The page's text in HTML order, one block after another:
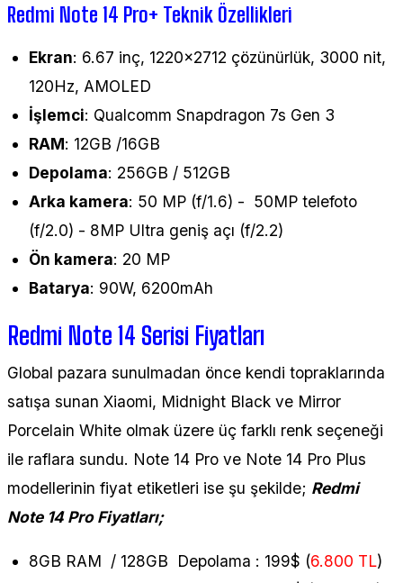
Redmi Note 14 Pro+ Teknik Özellikleri
Ekran: 6.67 inç, 1220x2712 çözünürlük, 3000 nit,
120Hz, AMOLED
İşlemci: Qualcomm Snapdragon 7s Gen 3
RAM: 12GB /16GB
Depolama: 256GB / 512GB
Arka kamera: 50 MP (f/1.6) - 50MP telefoto
(f/2.0) - 8MP Ultra geniş açı (f/2.2)
Ön kamera: 20 MP
Batarya: 90W, 6200mAh
Redmi Note 14 Serisi Fiyatları
Global pazara sunulmadan önce kendi topraklarında
satışa sunan Xiaomi, Midnight Black ve Mirror
Porcelain White olmak üzere üç farklı renk seçeneği
ile raflara sundu. Note 14 Pro ve Note 14 Pro Plus
modellerinin fiyat etiketleri ise şu şekilde; Redmi
Note 14 Pro Fiyatları;
8GB RAM / 128GB Depolama : 199$ (6.800 TL)